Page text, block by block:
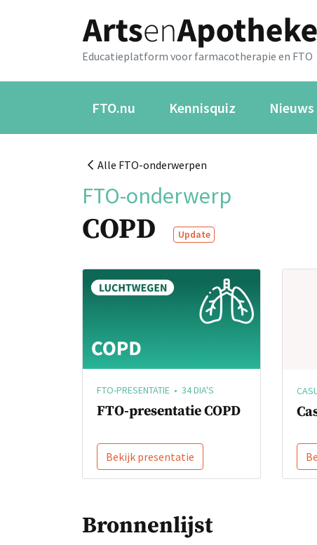
Educatieplatform voor farmacotherapie en FTO
FTO.nu Kennisquiz Nieuws
Alle FTO-onderwerpen
FTO-onderwerp
COPD Update
FTO-PRESENTATIE • 34 DIA'S
FTO-presentatie COPD
Bekijk presentatie
Bronnenlijst